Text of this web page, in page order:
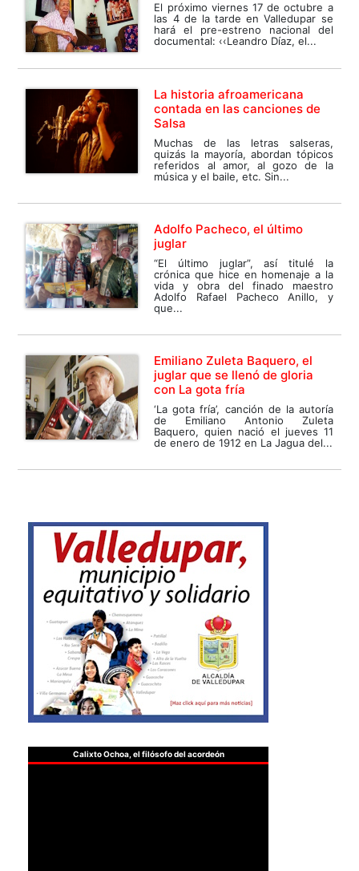
El próximo viernes 17 de octubre a
las 4 de la tarde en Valledupar se
hará el pre-estreno nacional del
documental: ‹‹Leandro Díaz, el...
La historia afroamericana
contada en las canciones de
Salsa
Muchas de las letras salseras,
quizás la mayoría, abordan tópicos
referidos al amor, al gozo de la
música y el baile, etc. Sin...
Adolfo Pacheco, el último
juglar
“El último juglar”, así titulé la
crónica que hice en homenaje a la
vida y obra del finado maestro
Adolfo Rafael Pacheco Anillo, y
que...
Emiliano Zuleta Baquero, el
juglar que se llenó de gloria
con La gota fría
‘La gota fría’, canción de la autoría
de Emiliano Antonio Zuleta
Baquero, quien nació el jueves 11
de enero de 1912 en La Jagua del...
Calixto Ochoa, el filósofo del acordeón